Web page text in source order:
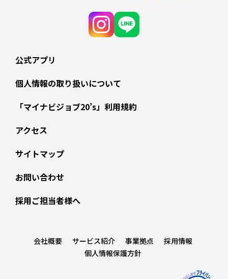
公式アプリ
個人情報の取り扱いについて
「マイナビジョブ20’s」利用規約
アクセス
サイトマップ
お問い合わせ
採用ご担当者様へ
会社概要 サービス紹介 事業拠点
採用情報
個人情報保護方針